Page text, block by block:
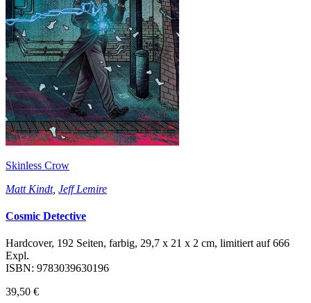
Skinless Crow
Matt Kindt, Jeff Lemire
Cosmic Detective
Hardcover, 192 Seiten, farbig, 29,7 x 21 x 2 cm, limitiert auf 666
Expl.
ISBN: 9783039630196
39,50 €